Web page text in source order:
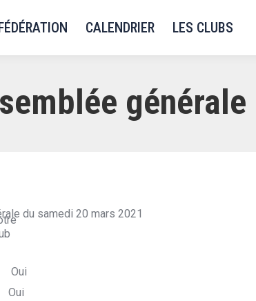
CALENDRIER LES CLUBS
du samedi 20 mars 2021
Oui
Oui